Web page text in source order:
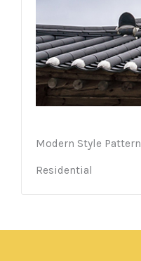
Modern Style Pattern
Residential